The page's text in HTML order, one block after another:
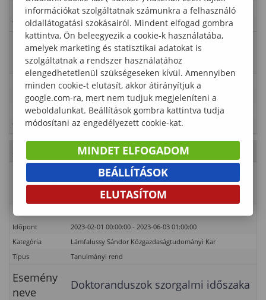
Kategória
Lámfalussy Sándor Közgazdaságtudományi Kar
Típus
Tanulmányi rend
Esemény
neve
Demonstrátori helyek meghirdetése
Időpont
2023-04-06 00:00:00 - 2023-04-06 01:00:00
Kategória
Lámfalussy Sándor Közgazdaságtudományi Kar
Típus
Tanulmányi rend
2023. Április 7., péntek - 14. hét
neve
Szorgalmi időszak (első oktatási
nap: február 27.)
Leírás
Időpont
2023-02-01 00:00:00 - 2023-06-03 01:00:00
Kategória
Lámfalussy Sándor Közgazdaságtudományi Kar
Típus
Tanulmányi rend
Esemény
neve
Doktoranduszok szorgalmi időszaka
információkat szolgáltatnak számunkra a felhasználó
oldallátogatási szokásairól. Mindent elfogad gombra
kattintva, Ön beleegyezik a cookie-k használatába,
amelyek marketing és statisztikai adatokat is
szolgáltatnak a rendszer használatához
elengedhetetlenül szükségeseken kívül. Amennyiben
minden cookie-t elutasít, akkor átirányítjuk a
google.com-ra, mert nem tudjuk megjeleníteni a
weboldalunkat. Beállítások gombra kattintva tudja
módosítani az engedélyezett cookie-kat.
MINDET ELFOGADOM
BEÁLLÍTÁSOK
ELUTASÍTOM